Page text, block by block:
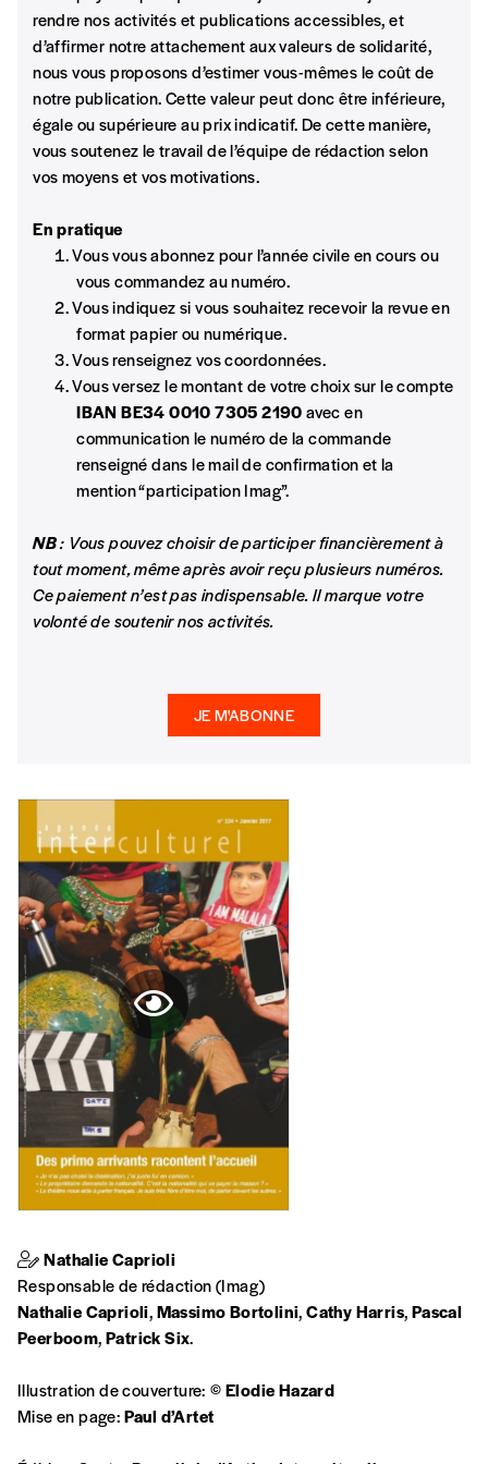
en Belgique)
Format numérique
Je commande au numéro
Édition papier (livraison en Belgique
Quantité
AJOUTER
Édition numérique
AJOUTER
Offre découverte
Vous souhaitez découvrirImag
Je souhaite bénéficier de l’offre
découverte
Cadeau
Faites découvrir l'Imagà un·e ami·e et offrez-
lui un abonnement ou numéro au choix.
J’offre un abonnement (5
numéros)
J’offre le(s) numéro(s)
Vos coordonnées
Nom*
Organisation
Nathalie Caprioli
rendre nos activités et publications accessibles, et
d’affirmer notre attachement aux valeurs de solidarité,
nous vous proposons d’estimer vous-mêmes le coût de
notre publication. Cette valeur peut donc être inférieure,
égale ou supérieure au prix indicatif. De cette manière,
vous soutenez le travail de l’équipe de rédaction selon
vos moyens et vos motivations.
En pratique
Vous vous abonnez pour l’année civile en cours ou
vous commandez au numéro.
Vous indiquez si vous souhaitez recevoir la revue en
format papier ou numérique.
Vous renseignez vos coordonnées.
Vous versez le montant de votre choix sur le compte
IBAN BE34 0010 7305 2190avec en
communication le numéro de la commande
renseigné dans le mail de confirmation et la
mention “participation Imag”.
NB: Vous pouvez choisir de participer financièrement à
tout moment, même après avoir reçu plusieurs numéros.
Ce paiement n’est pas indispensable. Il marque votre
volonté de soutenir nos activités.
JE M'ABONNE
Nathalie Caprioli
Responsable de rédaction (Imag)
Nathalie Caprioli,Massimo Bortolini,Cathy Harris,Pascal
Peerboom,Patrick Six.
Illustration de couverture: ©Elodie Hazard
Mise en page:Paul d’Artet